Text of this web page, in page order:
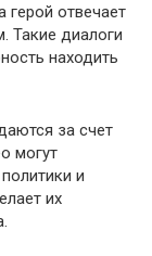
отвечает
Такие диалоги
находить
за счет
могут
и
их